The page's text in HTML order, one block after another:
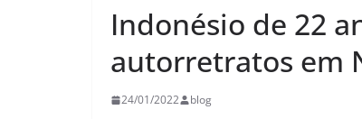
Indonésio de 22
autorretratos em
24/01/2022 blog